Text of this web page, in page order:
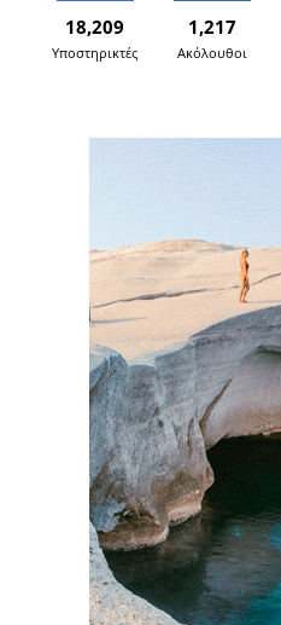
18,209
Υποστηρικτές
1,217
Ακόλουθοι